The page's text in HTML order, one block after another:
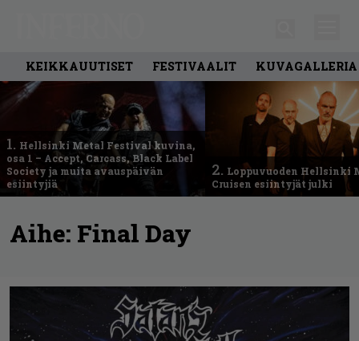
KEIKKAUUTISET FESTIVAALIT KUVAGALLERIA
1. Hellsinki Metal Festival kuvina,
osa 1 – Accept, Carcass, Black Label
Society ja muita avauspäivän
esiintyjiä
2. Loppuvuoden Hellsinki
Cruisen esiintyjät julki
Aihe: Final Day